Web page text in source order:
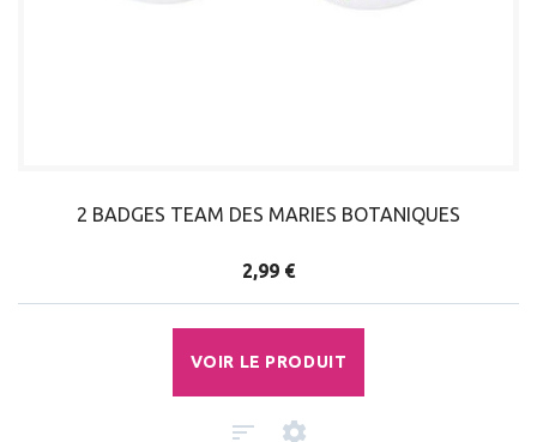
2 BADGES TEAM DES MARIES BOTANIQUES
2,99 €
VOIR LE PRODUIT